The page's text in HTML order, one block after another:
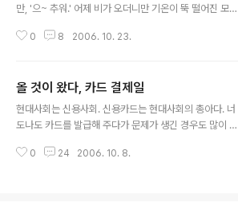
만, '으~ 추워.' 어제 비가 오더니만 기온이 뚝 떨어진 모양
기온이 겨우 16도. 지난 주에는 최저 기온이 10도 이상이
주는데... 봄에는 비 올 수록 날이 더워지고, 가을에는 비가
올 수록 날이 추워진다더니 옛말 그른 것 없다니까.(암탉이
울면 집안이 망한다거나 여자 셋이 모이면 접시가 깨진다
왔나보다. 그나저나 빨래 돌려야 하는데...
0 8 2006. 10. 23.
올 것이 왔다, 카드 결제일
현대사회는 신용사회. 신용카드는 현대사회의 총아다. 너
도나도 카드를 발급해 주다가 문제가 생긴 경우도 많이 있
드를 만들 수 있었고, 벌이가 전혀 없는 지금에도 불편함 없
0 24 2006. 10. 8.